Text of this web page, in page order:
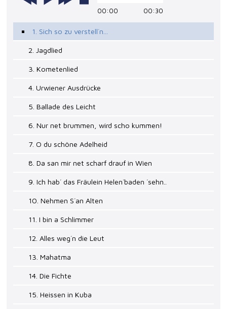
00:00 00:30
1. Sich so zu verstell´n...
2. Jagdlied
3. Kometenlied
4. Urwiener Ausdrücke
5. Ballade des Leicht
6. Nur net brummen, wird scho kummen!
7. O du schöne Adelheid
8. Da san mir net scharf drauf in Wien
9. Ich hab´ das Fräulein Helen´baden ´sehn..
10. Nehmen S´an Alten
11. I bin a Schlimmer
12. Alles weg´n die Leut
13. Mahatma
14. Die Fichte
15. Heissen in Kuba